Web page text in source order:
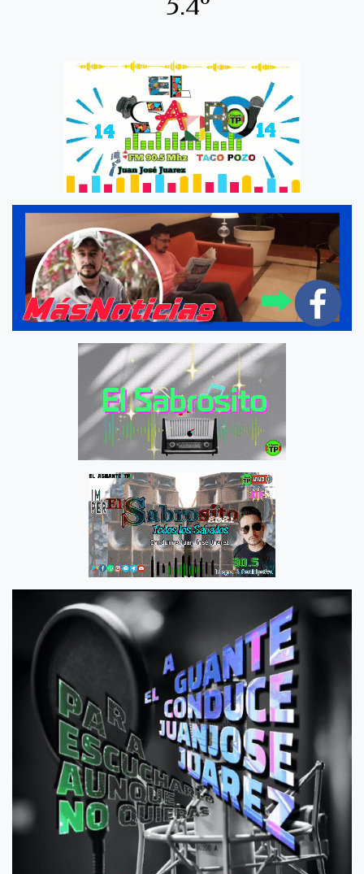
5.4º